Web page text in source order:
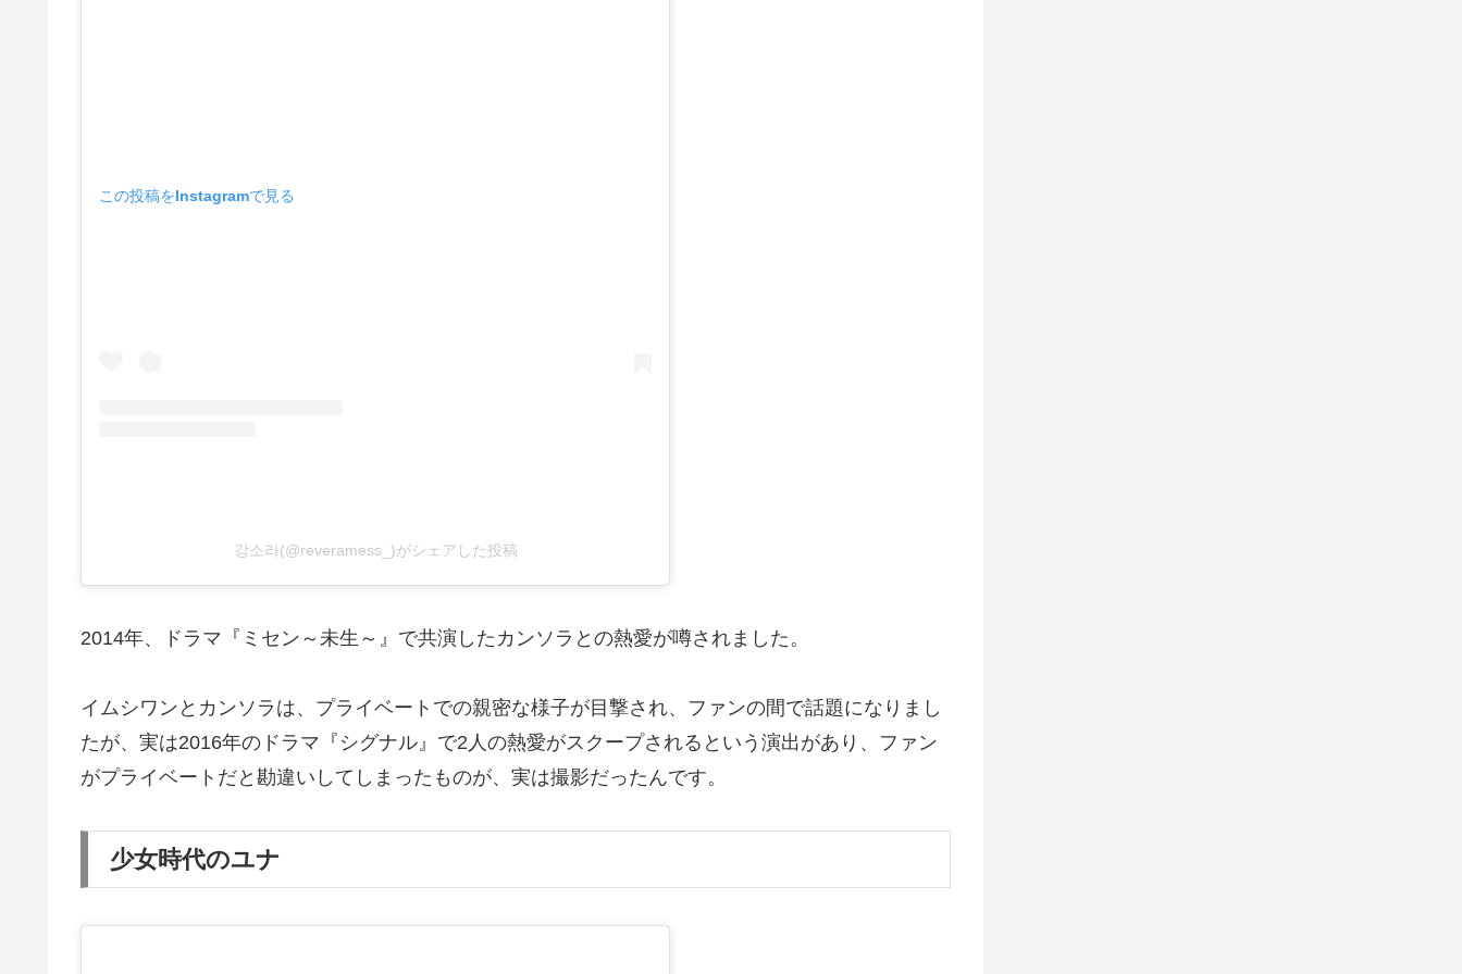
この投稿をInstagramで見る
강소라(@reveramess_)がシェアした投稿
2014年、ドラマ『ミセン～未生～』で共演したカンソラとの熱愛が噂されました。
イムシワンとカンソラは、プライベートでの親密な様子が目撃され、ファンの間で話題になりまし
たが、実は2016年のドラマ『シグナル』で2人の熱愛がスクープされるという演出があり、ファン
がプライベートだと勘違いしてしまったものが、実は撮影だったんです。
少女時代のユナ